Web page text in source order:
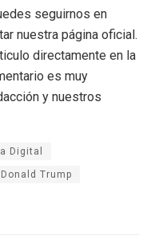
seguirnos en
nuestra página oficial.
directamente en la
es muy
y nuestros
Digital
Donald Trump